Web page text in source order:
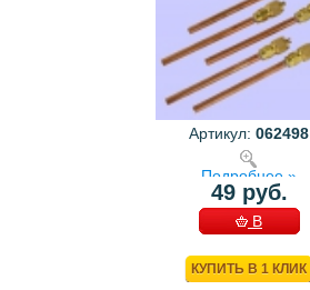
Артикул: 062498
Подробнее »
49 руб.
В
КУПИТЬ В 1 КЛИК